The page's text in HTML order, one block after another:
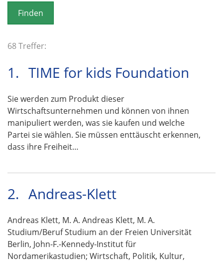
o
n
68 Treffer:
1. TIME for kids Foundation
Sie werden zum Produkt dieser
Wirtschaftsunternehmen und können von ihnen
manipuliert werden, was sie kaufen und welche
Partei sie wählen. Sie müssen enttäuscht erkennen,
dass ihre Freiheit…
2. Andreas-Klett
Andreas Klett, M. A. Andreas Klett, M. A.
Studium/Beruf Studium an der Freien Universität
Berlin, John-F.-Kennedy-Institut für
Nordamerikastudien; Wirtschaft, Politik, Kultur,